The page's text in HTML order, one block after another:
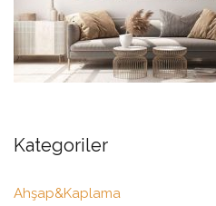
Kategoriler
Ahşap&Kaplama